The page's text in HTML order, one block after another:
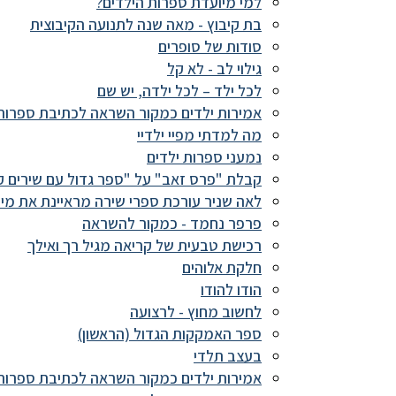
בת קיבוץ - מאה שנה לתנועה הקיבוצית
סודות של סופרים
גילוי לב - לא קל
לכל ילד – לכל ילדה, יש שם
אמירות ילדים כמקור השראה לכתיבת
מה למדתי מפיי ילדיי
נמעני ספרות ילדים
קבלת "פרס זאב" על "ספר גדול עם שירים
לאה שניר עורכת ספרי שירה מראיינת את
פרפר נחמד - כמקור להשראה
רכישת טבעית של קריאה מגיל רך ואילך
חלקת אלוהים
הודו להודו
לחשוב מחוץ - לרצועה
ספר האמקקות הגדול (הראשון)
בעצב תלדי
אמירות ילדים כמקור השראה לכתיבת